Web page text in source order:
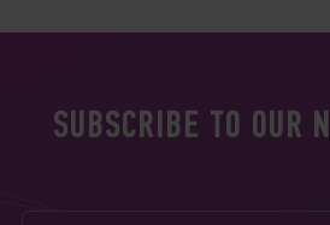
SUBSCRIBE TO OUR